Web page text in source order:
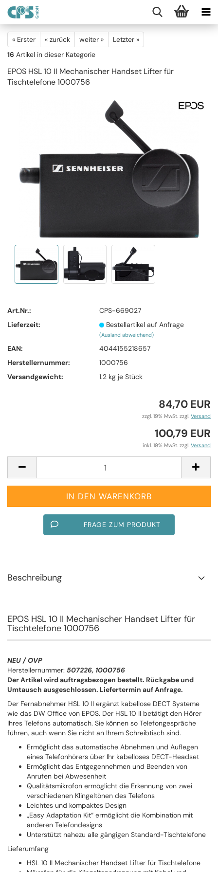
« Erster « zurück weiter »
Letzter »
16 Artikel in dieser Kategorie
EPOS HSL 10 II Mechanischer Handset Lifter für
Tischtelefone 1000756
Art.Nr.:
CPS-669027
Lieferzeit:
Bestellartikel auf Anfrage
(Ausland abweichend)
EAN:
4044155218657
Herstellernummer:
1000756
Versandgewicht:
1.2 kg je Stück
84,70 EUR
zzgl. 19% MwSt. zzgl. Versand
100,79 EUR
inkl. 19% MwSt. zzgl. Versand
FRAGE ZUM PRODUKT
Beschreibung
EPOS HSL 10 II Mechanischer Handset Lifter für
Tischtelefone 1000756
NEU / OVP
Herstellernummer: 507226, 1000756
Der Artikel wird auftragsbezogen bestellt. Rückgabe und
Umtausch ausgeschlossen. Liefertermin auf Anfrage.
Der Fernabnehmer HSL 10 II ergänzt kabellose DECT Systeme
wie das DW Office von EPOS. Der HSL 10 II betätigt den Hörer
Ihres Telefons automatisch. Sie können so Telefongespräche
führen, auch wenn Sie nicht an Ihrem Schreibtisch sind.
Ermöglicht das automatische Abnehmen und Auflegen
eines Telefonhörers über Ihr kabelloses DECT-Headset
Ermöglicht das Entgegennehmen und Beenden von
Anrufen bei Abwesenheit
Qualitätsmikrofon ermöglicht die Erkennung von zwei
verschiedenen Klingeltönen des Telefons
Leichtes und kompaktes Design
„Easy Adaptation Kit“ ermöglicht die Kombination mit
anderen Telefondesigns
Unterstützt nahezu alle gängigen Standard-Tischtelefone
Lieferumfang
HSL 10 II Mechanischer Handset Lifter für Tischtelefone